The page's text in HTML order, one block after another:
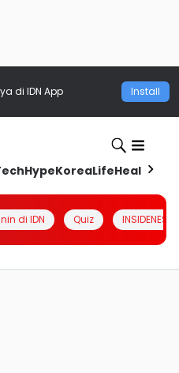
di IDN App Install
HypeKoreaLifeHealth
di IDN Quiz INSIDENESIA